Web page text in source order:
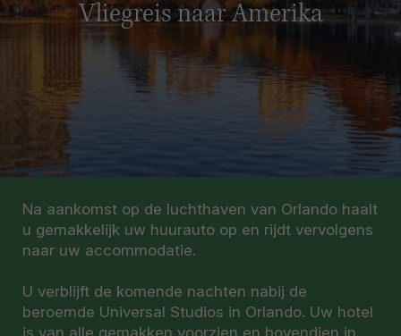
Vliegreis naar Amerika
Na aankomst op de luchthaven van Orlando haalt
u gemakkelijk uw huurauto op en rijdt vervolgens
naar uw accommodatie.
U verblijft de komende nachten nabij de
beroemde Universal Studios in Orlando. Uw hotel
is van alle gemakken voorzien en bovendien in